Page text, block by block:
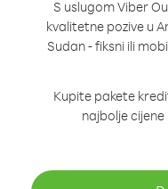
S uslugom Viber
kvalitetne pozive u
Sudan - fiksni ili
Kupite pakete
najbolje cijene